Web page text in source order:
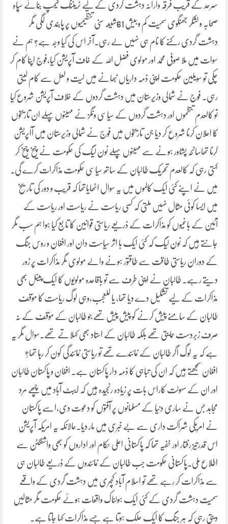
سرحد کے قریب فرقہ وارانہ دہشت گردی کے لیے ٹریننگ کیمپ بنائے سپاہ
صحابہ و لشکر جھنگوی سمیت کم و بیش 61شیعہ سنی تنظیمیوں پر پابندی لگی مگر
دہشت گردی رکنے کا نام ہی نہیں لے رہی۔آخر اس کی کیا وجہ ہے؟ ہم نے
سوات میں ملا صوفی محمد اور مولوی فضل اللہ کے خاف آپریشن کیا،فوج اپنا کام کر
چکی تو سویلین حکومت اپنی ذمہ داریاں نبھانے میں لیت و لعل سے کام لیتی
رہی۔ فوج نے شمالی وزیرستان میں دہشت گردوں کے خلاف آپریشن شروع کیا
تو کالعدم تنظموں اور دہشت گردوں کے سیاسی ونگز نے مہینوں پہلے ان تاریخوں
کا اعلان کرنا شروع کر دیا جن تاریخوں میں فوج نے شمالی وزیرستان میں آاپریشن
کرنا تھاسانحہ پشاور ہونے سے مہینوں پہلے نون لیگ کی حکومت نے چیخ چیخ کر
کہتی رہی کہ کالعدم تحریک طالبان کے ساتھ سیاسی حکومت مذاکرات کرے گی۔
میں نے اپنے کئی ایک کالموں میں یہ سوال اٹھایاتھا کہ قریب و دور کی تاریخ
میں ایسا کوئی مثال نہیں ملتی کہ کسی ریاست نے ریاست اور ریاست کے
آئین کے باغیوں کو مذاکرات کے ذریعے ریاستی قوانین کا تابع کیا ہوا ہم سب مگر
جانتے ہیں کہ نون لیگ کہ کئی ایک با اثر سیاست دان اور افغان و روس جنگ
کے دوران ریاستی طاقت سے طاقتور ہونے والے مولوی مگر مذاکرات پر زور
دیتے رہے۔ طالبان نے اپنی طرف سے تو باقاعدہ مولویوں کا ایک پینل بھی
مذاکرات کے لیے تشکیل دے دیا تھا، یا للعجب،وہی لوگ ریاست کا مؤقف
طالبان کے سامنے پیش کرنے کو پیش پیش تھے جو طالبان کے مؤقف کے نہ
صرف زبردست حمایتی تھے بلکہ طالبان کے استاد بھی کہلاتے تھے۔سوال مگر یہ
ہے کہ یہ لوگ اگر طالبان کے نمائندے تھے تو ریاستی نمائندگی کون کر رہا تھا؟
افغان سمجھتے ہیں کہ ان کی تباہی کا ذمہ دار پاکستان ہے۔ افغان و پاکستان طالبان
اور ان کے سہولت کاراس بات پر زیادہ رنجیدہ ہیں کہ ایبٹ آباد میں چپھے مرد
مجاہد جس نے ساری دنیا کے مسلمانوں پر آفتوں کو دعوت دی،اسے پاکستان
نے امریکی شراکت داری سے بے خبری میں مار دیا۔حالانکہ یہ امریکہ آپریشن
اس قدرتیز رفتار اور خفیہ تھا کہ پاکستانی اعلی حکام اور اداروں کو بھی واشنگٹن سے
اطلاع ملی۔پاکستانی حکومت جب طالبان کے نمائندوں کے ذریعے طالبان ہی
سے مذاکرات کر رہے تھے تو اسلام آباد کچہری میں دہشت گردی کے واقعے
سمیت دہشت گردی کے کئی ایک ہولناک واقعات ہوئے حکومت مگر مثالیں
دیتی رہی کہ ہر جنگ کا ایک حلک ہوتا ہے جسے مذاکرات کہا جاتا ہے۔